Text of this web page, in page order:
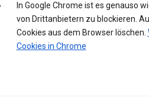
In Google Chrome ist es genauso
von Drittanbietern zu blockieren.
Cookies aus dem Browser löschen.
Cookies in Chrome